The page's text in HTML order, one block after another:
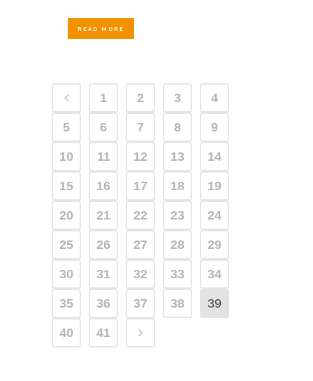
READ MORE
1 2 3 4
5 6 7 8 9
10 11 12 13 14
15 16 17 18 19
20 21 22 23 24
25 26 27 28 29
30 31 32 33 34
35 36 37 38 39
40 41